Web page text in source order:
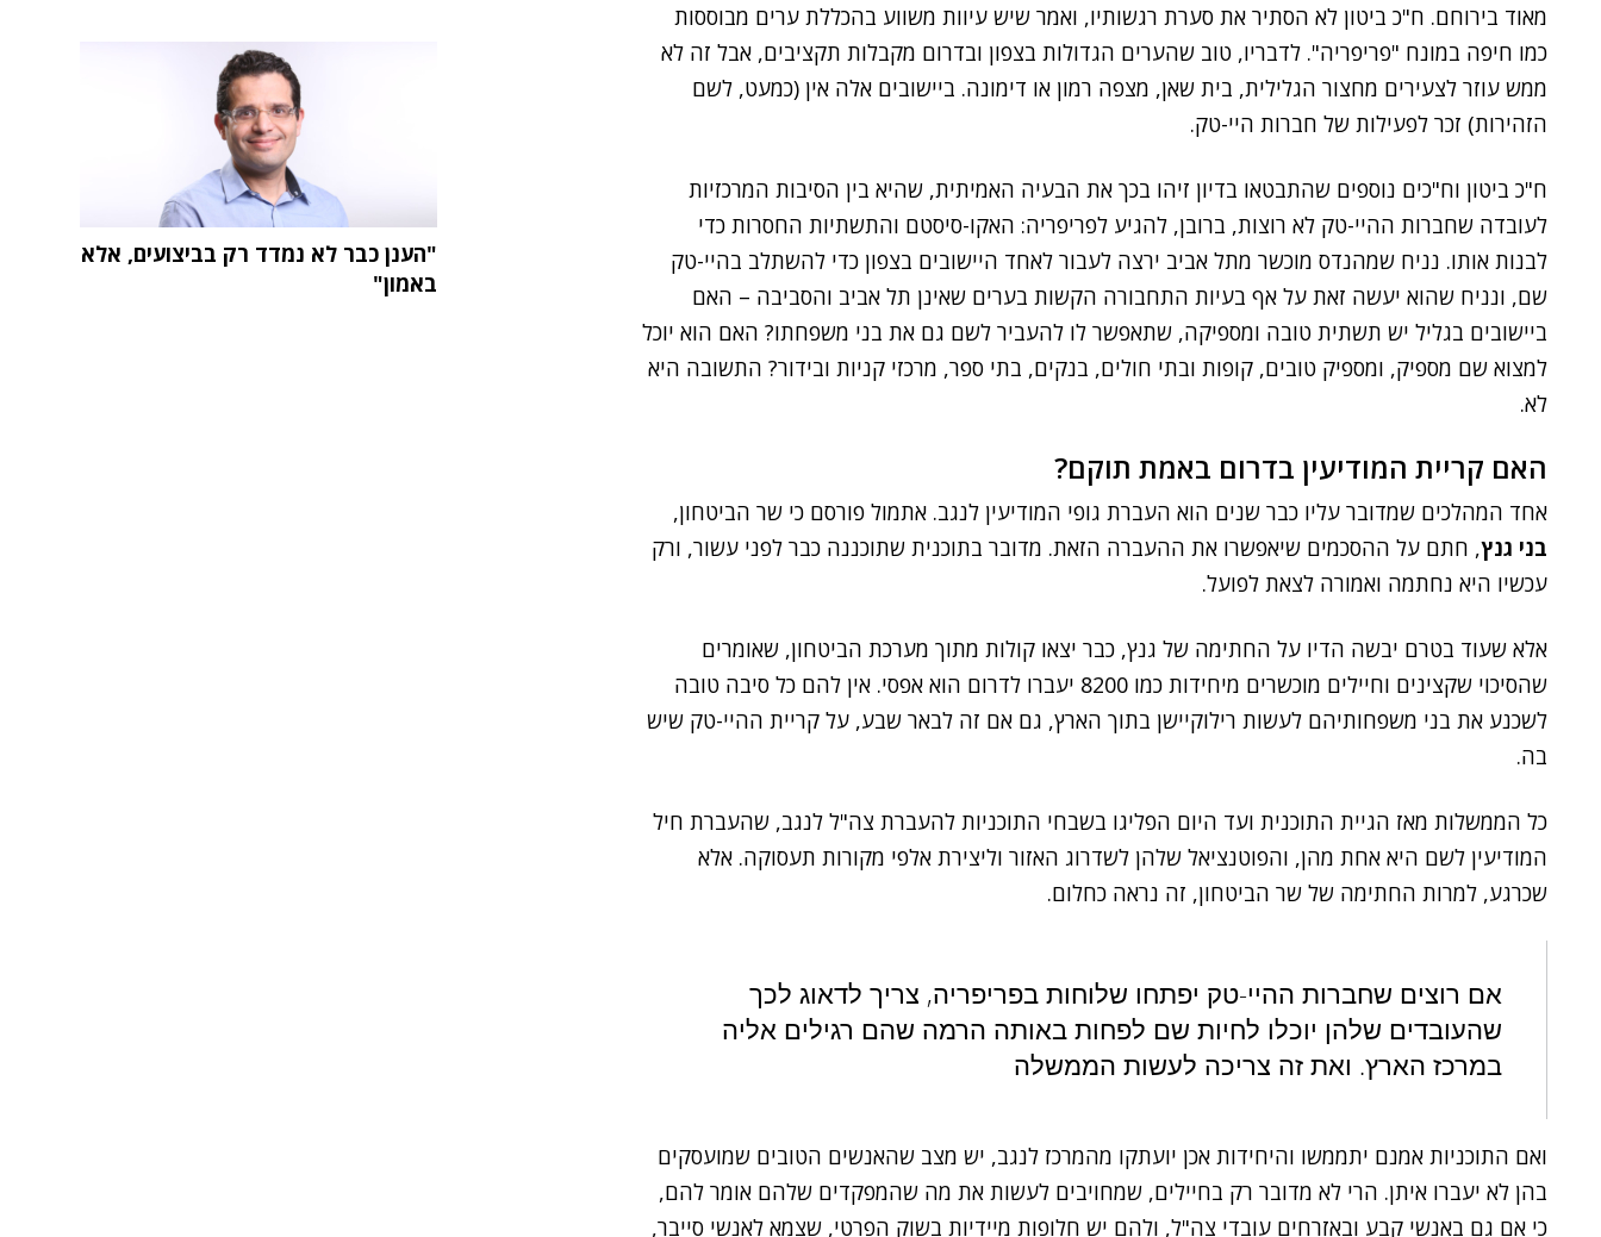
מאוד בירוחם. ח"כ ביטון לא הסתיר את סערת רגשותיו, ואמר שיש עיוות משווע בהכללת ערים מבוססות
כמו חיפה במונח "פריפריה". לדבריו, טוב שהערים הגדולות בצפון ובדרום מקבלות תקציבים, אבל זה לא
ממש עוזר לצעירים מחצור הגלילית, בית שאן, מצפה רמון או דימונה. ביישובים אלה אין (כמעט, לשם
הזהירות) זכר לפעילות של חברות היי-טק.
ח"כ ביטון וח"כים נוספים שהתבטאו בדיון זיהו בכך את הבעיה האמיתית, שהיא בין הסיבות המרכזיות
לעובדה שחברות ההיי-טק לא רוצות, ברובן, להגיע לפריפריה: האקו-סיסטם והתשתיות החסרות כדי
לבנות אותו. נניח שמהנדס מוכשר מתל אביב ירצה לעבור לאחד היישובים בצפון כדי להשתלב בהיי-טק
שם, ונניח שהוא יעשה זאת על אף בעיות התחבורה הקשות בערים שאינן תל אביב והסביבה – האם
ביישובים בגליל יש תשתית טובה ומספיקה, שתאפשר לו להעביר לשם גם את בני משפחתו? האם הוא יוכל
למצוא שם מספיק, ומספיק טובים, קופות ובתי חולים, בנקים, בתי ספר, מרכזי קניות ובידור? התשובה היא
לא.
האם קריית המודיעין בדרום באמת תוקם?
אחד המהלכים שמדובר עליו כבר שנים הוא העברת גופי המודיעין לנגב. אתמול פורסם כי שר הביטחון,
בני גנץ, חתם על ההסכמים שיאפשרו את ההעברה הזאת. מדובר בתוכנית שתוכננה כבר לפני עשור, ורק
עכשיו היא נחתמה ואמורה לצאת לפועל.
אלא שעוד בטרם יבשה הדיו על החתימה של גנץ, כבר יצאו קולות מתוך מערכת הביטחון, שאומרים
שהסיכוי שקצינים וחיילים מוכשרים מיחידות כמו 8200 יעברו לדרום הוא אפסי. אין להם כל סיבה טובה
לשכנע את בני משפחותיהם לעשות רילוקיישן בתוך הארץ, גם אם זה לבאר שבע, על קריית ההיי-טק שיש
בה.
כל הממשלות מאז הגיית התוכנית ועד היום הפליגו בשבחי התוכניות להעברת צה"ל לנגב, שהעברת חיל
המודיעין לשם היא אחת מהן, והפוטנציאל שלהן לשדרוג האזור וליצירת אלפי מקורות תעסוקה. אלא
שכרגע, למרות החתימה של שר הביטחון, זה נראה כחלום.
אם רוצים שחברות ההיי-טק יפתחו שלוחות בפריפריה, צריך לדאוג לכך
שהעובדים שלהן יוכלו לחיות שם לפחות באותה הרמה שהם רגילים אליה
במרכז הארץ. ואת זה צריכה לעשות הממשלה
ואם התוכניות אמנם יתממשו והיחידות אכן יועתקו מהמרכז לנגב, יש מצב שהאנשים הטובים שמועסקים
בהן לא יעברו איתן. הרי לא מדובר רק בחיילים, שמחויבים לעשות את מה שהמפקדים שלהם אומר להם,
כי אם גם באנשי קבע ובאזרחים עובדי צה"ל, ולהם יש חלופות מיידיות בשוק הפרטי, שצמא לאנשי סייבר,
"הענן כבר לא נמדד רק בביצועים, אלא
באמון"